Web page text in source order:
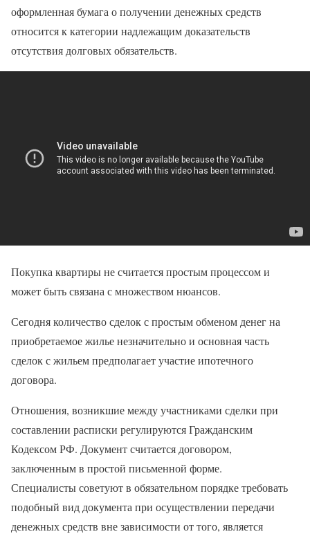
оформленная бумага о получении денежных средств
относится к категории надлежащим доказательств
отсутствия долговых обязательств.
Покупка квартиры не считается простым процессом и
может быть связана с множеством нюансов.
Сегодня количество сделок с простым обменом денег на
приобретаемое жилье незначительно и основная часть
сделок с жильем предполагает участие ипотечного
договора.
Отношения, возникшие между участниками сделки при
составлении расписки регулируются Гражданским
Кодексом РФ. Документ считается договором,
заключенным в простой письменной форме.
Специалисты советуют в обязательном порядке требовать
подобный вид документа при осуществлении передачи
денежных средств вне зависимости от того, является